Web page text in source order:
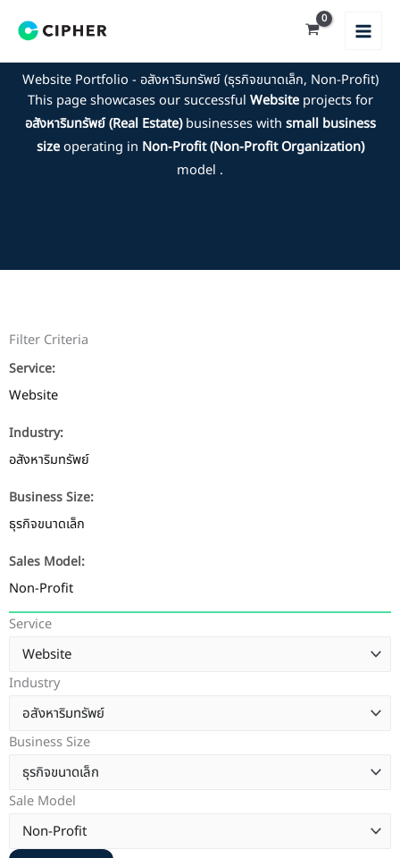
Website Portfolio - อสังหาริมทรัพย์ (ธุรกิจขนาดเล็ก, Non-Profit)
This page showcases our successful Websiteprojects for
อสังหาริมทรัพย์ (Real Estate)businesses with small business
sizeoperating in Non-Profit (Non-Profit Organization)
model .
Filter Criteria
Service:
Website
Industry:
อสังหาริมทรัพย์
Business Size:
ธุรกิจขนาดเล็ก
Sales Model:
Non-Profit
Service
Industry
Business Size
Sale Model